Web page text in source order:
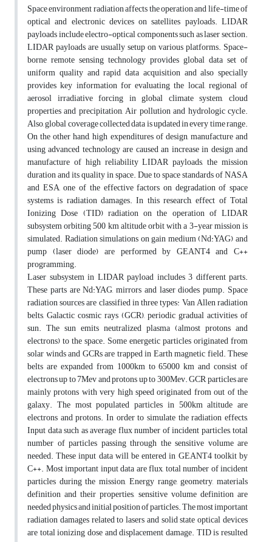
Space environment radiation affects the operation and life-time of
optical and electronic devices on satellites payloads. LIDAR
payloads include electro-optical components such as laser section.
LIDAR payloads are usually setup on various platforms. Space-
borne remote sensing technology provides global data set of
uniform quality and rapid data acquisition and also specially
provides key information for evaluating the local, regional of
aerosol irradiative forcing in global climate system, cloud
properties and precipitation, Air pollution and hydrologic cycle.
Also, global coverage collected data is updated in every time range.
On the other hand, high expenditures of design, manufacture and
using advanced technology are caused an increase in design and
manufacture of high reliability LIDAR payloads, the mission
duration and its quality in space. Due to space standards of NASA
and ESA, one of the effective factors on degradation of space
systems is radiation damages. In this research, effect of Total
Ionizing Dose (TID) radiation on the operation of LIDAR
subsystem orbiting 500 km altitude orbit with a 3-year mission is
simulated. Radiation simulations on gain medium (Nd:YAG) and
pump (laser diode) are performed by GEANT4 and C++
programming.
Laser subsystem in LIDAR payload includes 3 different parts.
These parts are Nd:YAG, mirrors and laser diodes pump. Space
radiation sources are classified in three types: Van Allen radiation
belts, Galactic cosmic rays (GCR), periodic gradual activities of
sun. The sun emits neutralized plasma (almost protons and
electrons) to the space. Some energetic particles originated from
solar winds and GCRs are trapped in Earth magnetic field. These
belts are expanded from 1000km to 65000 km and consist of
electrons up to 7Mev and protons up to 300Mev. GCR particles are
mainly protons with very high speed originated from out of the
galaxy. The most populated particles in 500km altitude are
electrons and protons. In order to simulate the radiation effects,
Input data such as average flux number of incident particles, total
number of particles passing through the sensitive volume are
needed. These input data will be entered in GEANT4 toolkit by
C++. Most important input data are flux, total number of incident
particles during the mission, Energy range, geometry, materials
definition and their properties, sensitive volume definition are
needed physics and initial position of particles. The most important
radiation damages related to lasers and solid state optical devices
are total ionizing dose and displacement damage. TID is resulted